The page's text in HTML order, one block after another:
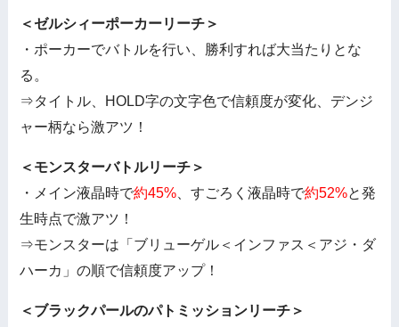
＜ゼルシィーポーカーリーチ＞
・ポーカーでバトルを行い、勝利すれば大当たりとな
る。
⇒タイトル、HOLD字の文字色で信頼度が変化、デンジ
ャー柄なら激アツ！
＜モンスターバトルリーチ＞
・メイン液晶時で約45% 、すごろく液晶時で約52%と発
生時点で激アツ！
⇒モンスターは「ブリューゲル＜インファス＜アジ・ダ
ハーカ」の順で信頼度アップ！
＜ブラックパールのパトミッションリーチ＞